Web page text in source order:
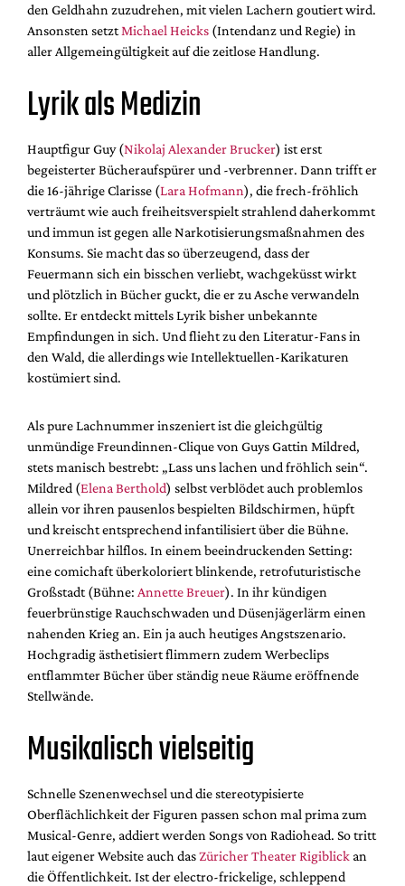
den Geldhahn zuzudrehen, mit vielen Lachern goutiert wird.
Ansonsten setzt Michael Heicks (Intendanz und Regie) in
aller Allgemeingültigkeit auf die zeitlose Handlung.
Lyrik als Medizin
Hauptfigur Guy (Nikolaj Alexander Brucker) ist erst
begeisterter Bücheraufspürer und -verbrenner. Dann trifft er
die 16-jährige Clarisse (Lara Hofmann), die frech-fröhlich
verträumt wie auch freiheitsverspielt strahlend daherkommt
und immun ist gegen alle Narkotisierungsmaßnahmen des
Konsums. Sie macht das so überzeugend, dass der
Feuermann sich ein bisschen verliebt, wachgeküsst wirkt
und plötzlich in Bücher guckt, die er zu Asche verwandeln
sollte. Er entdeckt mittels Lyrik bisher unbekannte
Empfindungen in sich. Und flieht zu den Literatur-Fans in
den Wald, die allerdings wie Intellektuellen-Karikaturen
kostümiert sind.
Als pure Lachnummer inszeniert ist die gleichgültig
unmündige Freundinnen-Clique von Guys Gattin Mildred,
stets manisch bestrebt: „Lass uns lachen und fröhlich sein“.
Mildred (Elena Berthold) selbst verblödet auch problemlos
allein vor ihren pausenlos bespielten Bildschirmen, hüpft
und kreischt entsprechend infantilisiert über die Bühne.
Unerreichbar hilflos. In einem beeindruckenden Setting:
eine comichaft überkoloriert blinkende, retrofuturistische
Großstadt (Bühne: Annette Breuer). In ihr kündigen
feuerbrünstige Rauchschwaden und Düsenjägerlärm einen
nahenden Krieg an. Ein ja auch heutiges Angstszenario.
Hochgradig ästhetisiert flimmern zudem Werbeclips
entflammter Bücher über ständig neue Räume eröffnende
Stellwände.
Musikalisch vielseitig
Schnelle Szenenwechsel und die stereotypisierte
Oberflächlichkeit der Figuren passen schon mal prima zum
Musical-Genre, addiert werden Songs von Radiohead. So tritt
laut eigener Website auch dasZüricher Theater Rigiblick an
die Öffentlichkeit. Ist der electro-frickelige, schleppend